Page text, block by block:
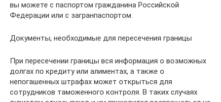
вы можете с паспортом гражданина Российской
Федерации или с загранпаспортом.
Документы, необходимые для пересечения границы
При пересечении границы вся информация о возможных
долгах по кредиту или алиментах, а также о
непогашенных штрафах может открыться для
сотрудников таможенного контроля. В таких случаях